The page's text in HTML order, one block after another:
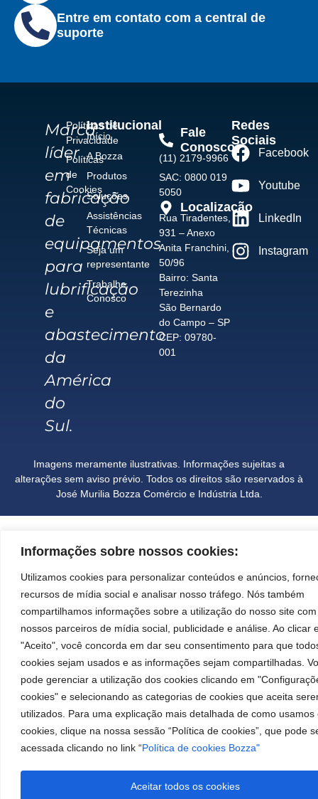
Informações sobre nossos cookies:
Utilizamos cookies para personalizar conteúdos e anúncios,
recursos de mídia social e analisar nosso tráfego. Nós também
compartilhamos informações sobre a utilização do nosso site com
nossos parceiros de mídia social, publicidade e análise. Ao clicar
"Aceito", você concorda em dar seu consentimento para que
cookies sejam usados e as informações sejam compartilhadas.
pode gerenciar a utilização dos cookies clicando em
cookies" e selecionando as categorias de cookies que aceita
utilizados. Para uma explicação mais detalhada de como usamos
cookies, clique na nossa sessão “Política de cookies”, que pode
acessada clicando no link “Política de cookies Bozza"
Aceitar todos os cookies
Entre em contato com a central de
suporte
Marca
líder
em
fabricação
de
equipamentos
para
lubrificação
e
abastecimento
da
América
do
Sul.
Políticas de
Privacidade
Políticas
de
Cookies
Institucional
Início
A Bozza
Produtos
Soluções
Assistências
Técnicas
Seja um
representante
Trabalhe
Conosco
Localização
Rua Tiradentes,
931 – Anexo
Anita Franchini,
50/96
Bairro: Santa
Terezinha
São Bernardo
do Campo – SP
CEP: 09780-
001
Fale
Conosco
(11) 2179-9966
SAC: 0800 019
5050
Redes
Sociais
Facebook
Youtube
LinkedIn
Instagram
Imagens meramente ilustrativas. Informações sujeitas a
alterações sem aviso prévio. Todos os direitos são reservados à
José Murilia Bozza Comércio e Indústria Ltda.